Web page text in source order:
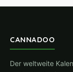
CANNADOO
Der weltweite